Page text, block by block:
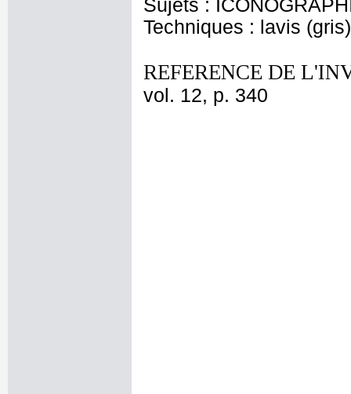
Sujets :
Techniques : lavis
REFERENCE DE
vol. 12, p. 340